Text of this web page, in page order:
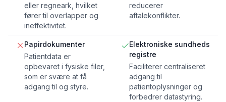
eller regneark, hvilket
fører til overlapper og
ineffektivitet.
reducerer
aftalekonflikter.
Papirdokumenter
Patientdata er
opbevaret i fysiske filer,
som er svære at få
adgang til og styre.
Elektroniske sundheds
registre
Faciliterer centraliseret
adgang til
patientoplysninger og
forbedrer datastyring.